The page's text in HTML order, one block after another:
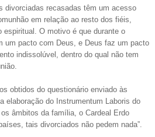
divorciadas recasadas têm um acesso
em relação ao resto dos fiéis,
espiritual. O motivo é que durante o
um pacto com Deus, e Deus faz um pacto
indissolúvel, dentro do qual não tem
obtidos do questionário enviado às
elaboração do Instrumentum Laboris do
âmbitos da família, o Cardeal Erdo
tais divorciados não pedem nada”.